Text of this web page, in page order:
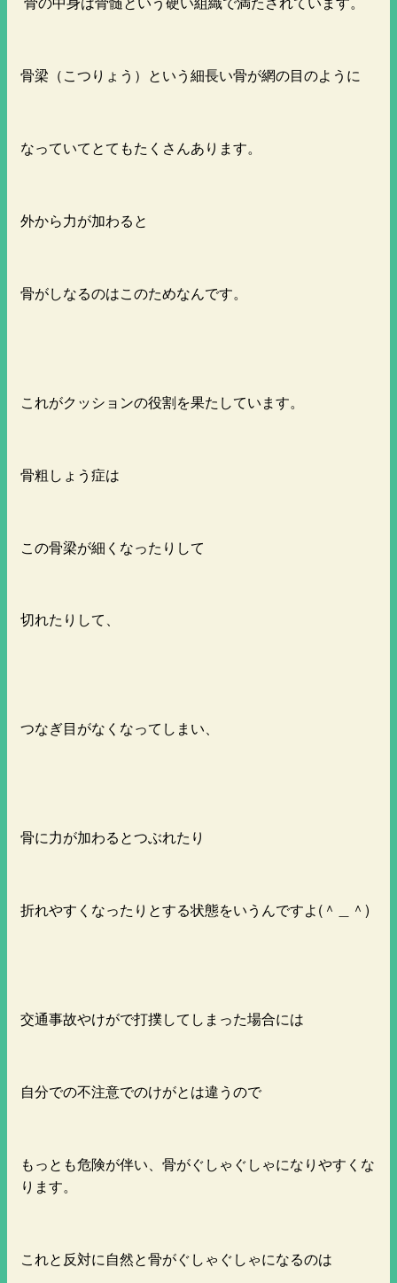
骨梁（こつりょう）という細長い骨が網の目のように
なっていてとてもたくさんあります。
外から力が加わると
骨がしなるのはこのためなんです。
これがクッションの役割を果たしています。
骨粗しょう症は
この骨梁が細くなったりして
切れたりして、
つなぎ目がなくなってしまい、
骨に力が加わるとつぶれたり
折れやすくなったりとする状態をいうんですよ(＾＿＾)
交通事故やけがで打撲してしまった場合には
自分での不注意でのけがとは違うので
もっとも危険が伴い、骨がぐしゃぐしゃになりやすくな
ります。
これと反対に自然と骨がぐしゃぐしゃになるのは